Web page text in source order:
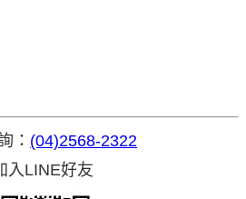
： (04)2568-2322
入LINE好友